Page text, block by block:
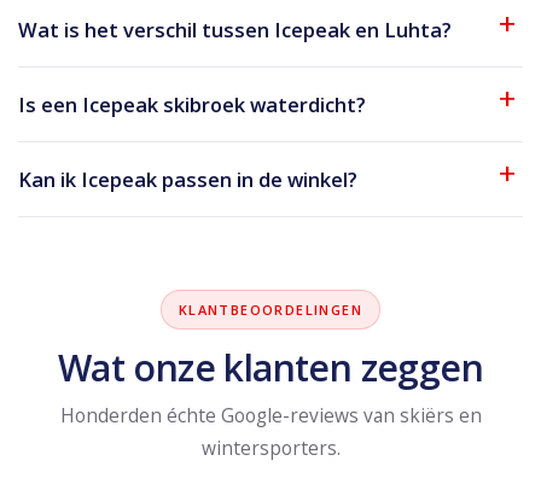
Wat is het verschil tussen Icepeak en Luhta?
Is een Icepeak skibroek waterdicht?
Kan ik Icepeak passen in de winkel?
KLANTBEOORDELINGEN
Wat onze klanten zeggen
Honderden échte Google-reviews van skiërs en
wintersporters.